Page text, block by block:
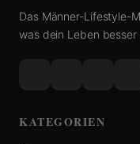
Das Männer-Lifestyle-
was dein Leben besser
KATEGORIEN